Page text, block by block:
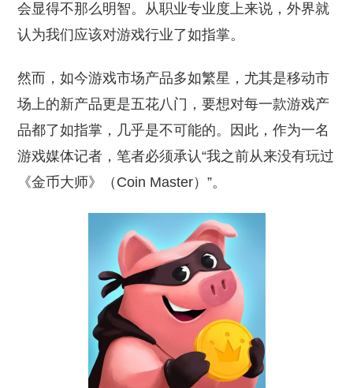
会显得不那么明智。从职业专业度上来说，外界就
认为我们应该对游戏行业了如指掌。
然而，如今游戏市场产品多如繁星，尤其是移动市
场上的新产品更是五花八门，要想对每一款游戏产
品都了如指掌，几乎是不可能的。因此，作为一名
游戏媒体记者，笔者必须承认“我之前从来没有玩过
《金币大师》（Coin Master）”。